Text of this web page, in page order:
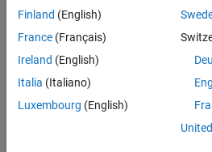
1
Risposta
Aggiornato
20 Ago
4
Finland (English)
France (Français)
Ireland (English)
Italia (Italiano)
Luxembourg (English)